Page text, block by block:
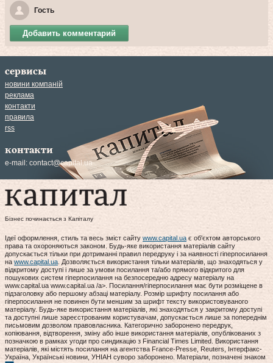
Гость
Добавить комментарий
сервисы
новини компаній
реклама
контакти
правила
rss
контакти
e-mail: contact@capital.ua
Бізнес починається з Капіталу
Ідеї оформлення, стиль та весь зміст сайту www.capital.ua є об'єктом авторського
права та охороняються законом. Будь-яке використання матеріалів сайту
допускається тільки при дотриманні правил передруку і за наявності гіперпосилання
на www.capital.ua . Дозволяється використання тільки матеріалів, що знаходяться у
відкритому доступі і лише за умови посилання та/або прямого відкритого для
пошукових систем гіперпосилання на безпосередню адресу матеріалу на
www.capital.ua www.capital.ua /a>. Посилання/гіперпосилання має бути розміщене в
підзаголовку або першому абзаці матеріалу. Розмір шрифту посилання або
гіперпосилання не повинен бути меншим за шрифт тексту використовуваного
матеріалу. Будь-яке використання матеріалів, які знаходяться у закритому доступі
та доступні лише зареєстрованим користувачам, допускається лише за попереднім
письмовим дозволом правовласника. Категорично заборонено передрук,
копіювання, відтворення, зміну або інше використання матеріалів, опублікованих з
позначкою в рамках угоди про синдикацію з Financial Times Limited. Використання
матеріалів, які містять посилання на агентства France-Presse, Reuters, Інтерфакс-
Україна, Українські новини, УНІАН суворо заборонено. Матеріали, позначені знаком